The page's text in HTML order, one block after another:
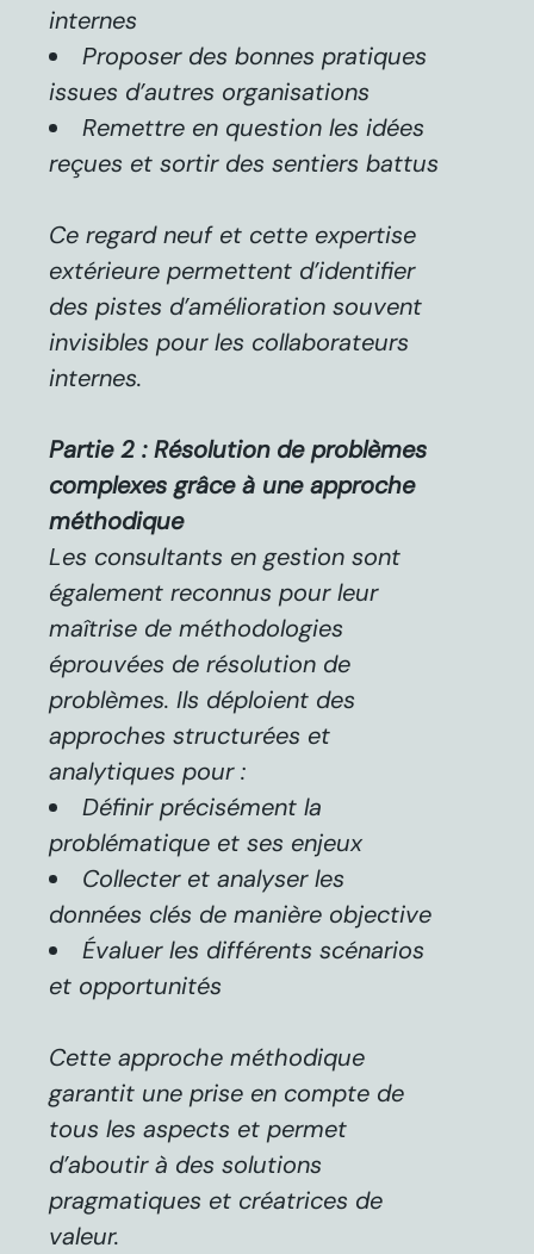
internes
Proposer des bonnes pratiques
issues d’autres organisations
Remettre en question les idées
reçues et sortir des sentiers battus
Ce regard neuf et cette expertise
extérieure permettent d’identifier
des pistes d’amélioration souvent
invisibles pour les collaborateurs
internes.
Partie 2 : Résolution de problèmes
complexes grâce à une approche
méthodique
Les consultants en gestion sont
également reconnus pour leur
maîtrise de méthodologies
éprouvées de résolution de
problèmes. Ils déploient des
approches structurées et
analytiques pour :
Définir précisément la
problématique et ses enjeux
Collecter et analyser les
données clés de manière objective
Évaluer les différents scénarios
et opportunités
Cette approche méthodique
garantit une prise en compte de
tous les aspects et permet
d’aboutir à des solutions
pragmatiques et créatrices de
valeur.